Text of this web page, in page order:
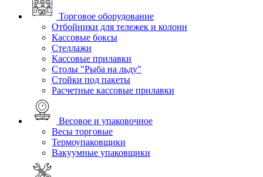
Торговое оборудование
Отбойники для тележек и колонн
Кассовые боксы
Стеллажи
Кассовые прилавки
Столы "Рыба на льду"
Стойки под пакеты
Расчетные кассовые прилавки
Весовое и упаковочное
Весы торговые
Термоупаковщики
Вакуумные упаковщики